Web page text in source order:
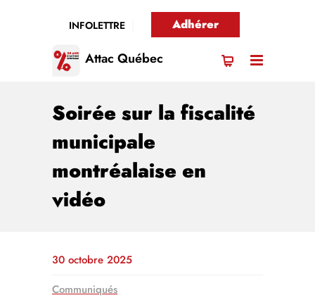
INFOLETTRE Adhérer
Attac Québec
Soirée sur la fiscalité
municipale
montréalaise en
vidéo
30 octobre 2025
Communiqués